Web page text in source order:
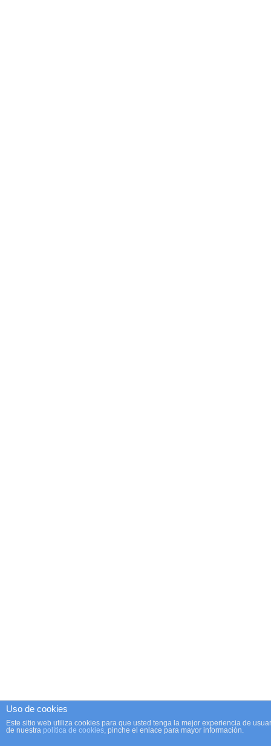
Uso de cookies
Este sitio web utiliza cookies para que usted tenga la mejor experiencia de
de nuestra política de cookies, pinche el enlace para mayor información.